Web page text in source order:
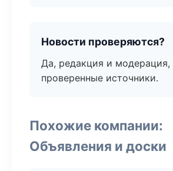
Новости проверяются?
Да, редакция и модерация,
проверенные источники.
Похожие компании:
Объявления и доски